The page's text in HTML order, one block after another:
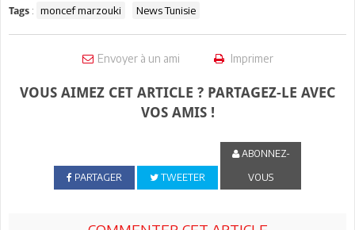
Tags : moncef marzouki News Tunisie
Envoyer à un ami Imprimer
VOUS AIMEZ CET ARTICLE ? PARTAGEZ-LE AVEC
VOS AMIS !
PARTAGER TWEETER
ABONNEZ-
VOUS